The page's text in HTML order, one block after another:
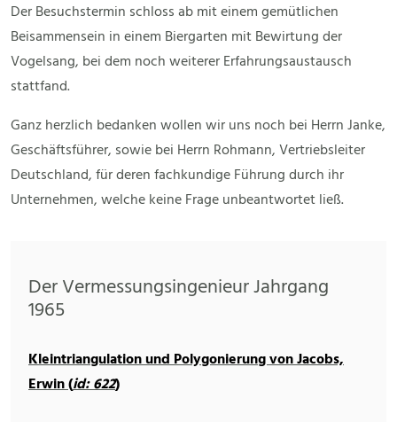
Der Besuchstermin schloss ab mit einem gemütlichen
Beisammensein in einem Biergarten mit Bewirtung der
Vogelsang, bei dem noch weiterer Erfahrungsaustausch
stattfand.
Ganz herzlich bedanken wollen wir uns noch bei Herrn Janke,
Geschäftsführer, sowie bei Herrn Rohmann, Vertriebsleiter
Deutschland, für deren fachkundige Führung durch ihr
Unternehmen, welche keine Frage unbeantwortet ließ.
Der Vermessungsingenieur Jahrgang
1965
Kleintriangulation und Polygonierung von Jacobs,
Erwin (id: 622)